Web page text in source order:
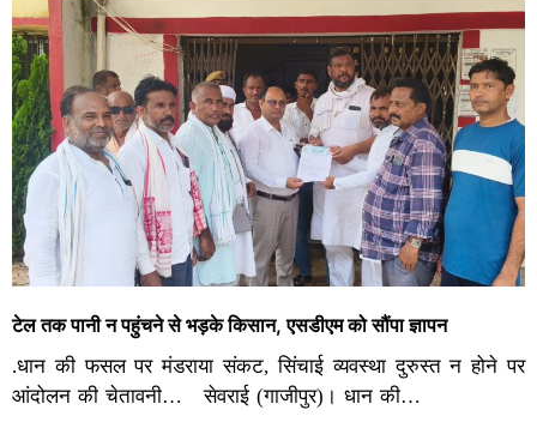
टेल तक पानी न पहुंचने से भड़के किसान, एसडीएम को सौंपा ज्ञापन
.धान की फसल पर मंडराया संकट, सिंचाई व्यवस्था दुरुस्त न होने पर
आंदोलन की चेतावनी… सेवराई (गाजीपुर)। धान की…